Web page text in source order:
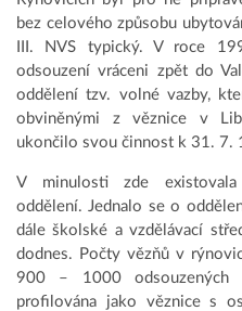
bez celového způsobu
III. NVS typický. V roce
odsouzení vráceni zpět do
oddělení tzv. volné vazby,
obviněnými z věznice v
ukončilo svou činnost k 31. 7.
V minulosti zde existovala
oddělení. Jednalo se o
dále školské a vzdělávací
dodnes. Počty vězňů v
900 – 1000 odsouzených
profilována jako věznice s